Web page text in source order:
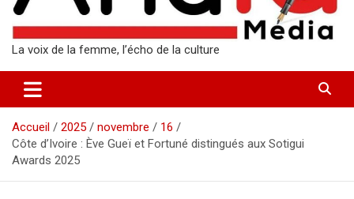
La voix de la femme, l’écho de la culture
Accueil 2025 novembre
16
Côte d’Ivoire : Ève Gueï et Fortuné distingués aux Sotigui
Awards 2025